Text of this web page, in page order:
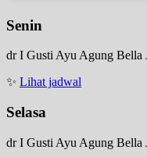
Senin
dr I Gusti Ayu Agung Bella
✨ Lihat jadwal
Selasa
dr I Gusti Ayu Agung Bella